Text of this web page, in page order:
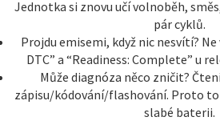
Jednotka si znovu učí volnoběh,
pár cyklů.
Projdu emisemi, když nic nesvítí?
DTC” a “Readiness: Complete” u
Může diagnóza něco zničit?
zápisu/kódování/flashování. Proto
slabé baterii.